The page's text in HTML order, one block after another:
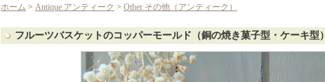
ホーム > Antique アンティーク > Other その他（アンティーク）
フルーツバスケットのコッパーモールド（銅の焼き菓子型・ケーキ型）